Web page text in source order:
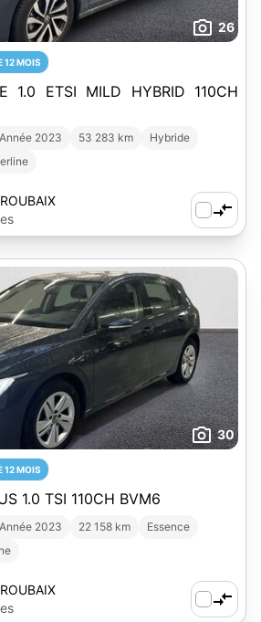
26
12 MOIS
1.0 ETSI MILD HYBRID 110CH
Année 2023 53 283 km
Hybride
30
12 MOIS
1.0 TSI 110CH BVM6
Année 2023 22 158 km
Essence